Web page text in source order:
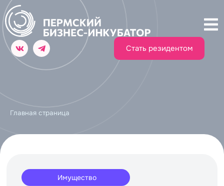
Стать резидентом
Главная страница
Имущество